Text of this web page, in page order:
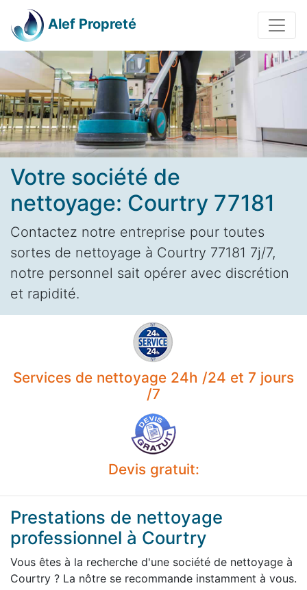
Alef Propreté
Votre société de
nettoyage: Courtry 77181
Contactez notre entreprise pour toutes
sortes de nettoyage à Courtry 77181 7j/7,
notre personnel sait opérer avec discrétion
et rapidité.
Services de nettoyage 24h /24 et 7 jours
/7
Devis gratuit:
Prestations de nettoyage
professionnel à Courtry
Vous êtes à la recherche d'une société de nettoyage à
Courtry ? La nôtre se recommande instamment à vous.